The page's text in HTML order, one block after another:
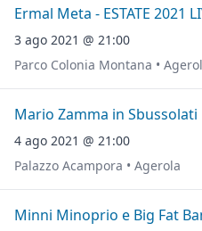
Ermal Meta - ESTATE 2021
3 ago 2021 @ 21:00
Parco Colonia Montana •
Mario Zamma in Sbussolati
4 ago 2021 @ 21:00
Palazzo Acampora • Agerola
Minni Minoprio e Big Fat